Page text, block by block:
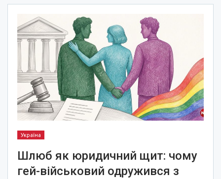
Україна
Шлюб як юридичний щит: чому
гей-військовий одружився з